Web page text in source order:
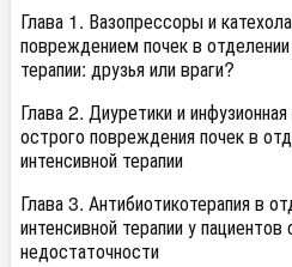
Глава 1. Вазопрессоры и
повреждением почек в
терапии: друзья или враги?
Глава 2. Диуретики и
острого повреждения почек в
интенсивной терапии
Глава 3. Антибиотикотерапия в
интенсивной терапии у
недостаточности